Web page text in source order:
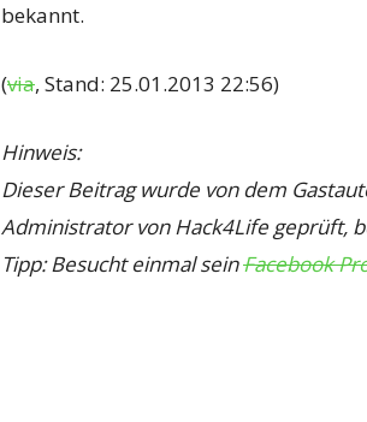
bekannt.
(via, Stand: 25.01.2013 22:56)
Hinweis:
Dieser Beitrag wurde von dem
Administrator von Hack4Life geprüft,
Tipp: Besucht einmal seinFacebook